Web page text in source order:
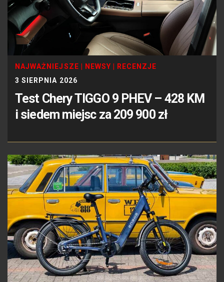
NAJWAŻNIEJSZE NEWSY
RECENZJE
3 SIERPNIA 2026
Test Chery TIGGO 9 PHEV – 428 KM
i siedem miejsc za 209 900 zł